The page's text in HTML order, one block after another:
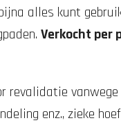
alles kunt
Verkocht per
revalidatie
enz., zieke